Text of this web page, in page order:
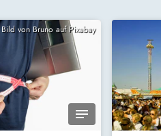
Bild von Bruno auf Pixabay